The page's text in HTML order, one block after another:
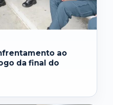
ao
da final do